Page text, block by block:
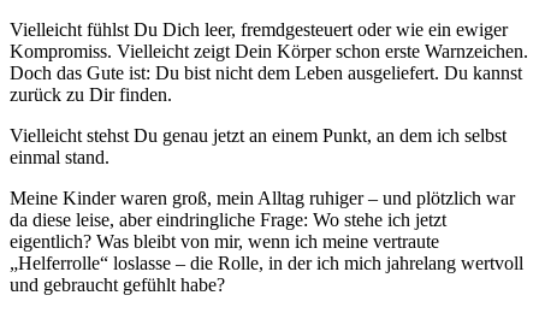
Vielleicht fühlst Du Dich leer, fremdgesteuert oder wie ein ewiger
Kompromiss. Vielleicht zeigt Dein Körper schon erste Warnzeichen.
Doch das Gute ist: Du bist nicht dem Leben ausgeliefert. Du kannst
zurück zu Dir finden.
Vielleicht stehst Du genau jetzt an einem Punkt, an dem ich selbst
einmal stand.
Meine Kinder waren groß, mein Alltag ruhiger – und plötzlich war
da diese leise, aber eindringliche Frage: Wo stehe ich jetzt
eigentlich? Was bleibt von mir, wenn ich meine vertraute
„Helferrolle“ loslasse – die Rolle, in der ich mich jahrelang wertvoll
und gebraucht gefühlt habe?